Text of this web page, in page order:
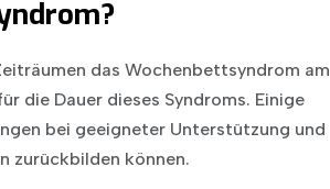
das Wochenbettsyndrom am
die Dauer dieses Syndroms. Einige
bei geeigneter Unterstützung und
zurückbilden können.